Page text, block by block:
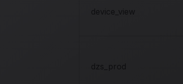
device_view
dzs_prod